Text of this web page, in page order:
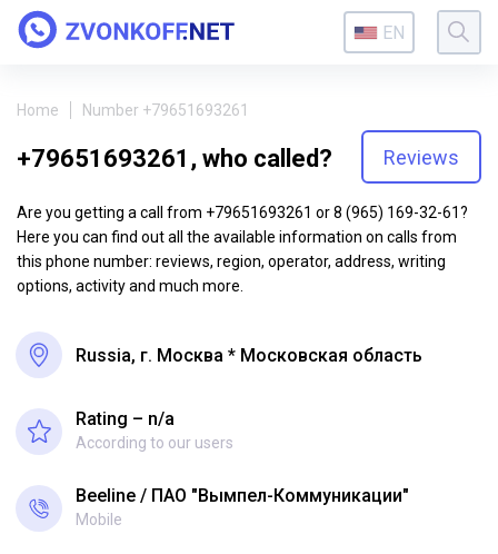
EN
Home Number +79651693261
+79651693261, who called? Reviews
Are you getting a call from +79651693261 or 8 (965) 169-32-61?
Here you can find out all the available information on calls from
this phone number: reviews, region, operator, address, writing
options, activity and much more.
Russia, г. Москва * Московская область
Rating – n/a
According to our users
Beeline ПАО "Вымпел-Коммуникации"
Mobile